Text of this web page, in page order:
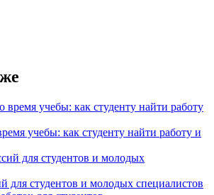
учебы: как студенту найти работу и
для студентов и молодых специалистов